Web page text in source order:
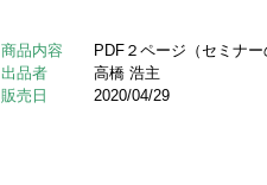
商品内容
PDF２ページ（セミナ
出品者
高橋 浩主
販売日
2020/04/29